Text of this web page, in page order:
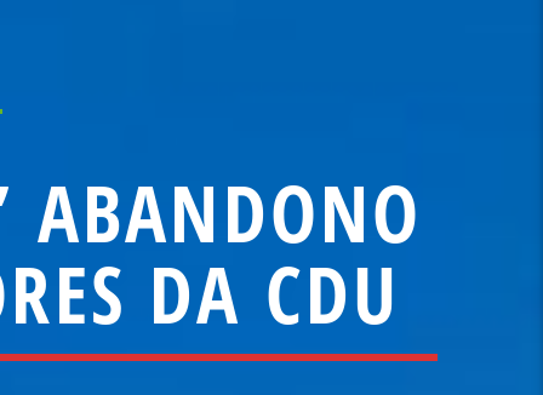
ABANDONO
DA CDU